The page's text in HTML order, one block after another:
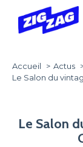
Accueil
Actus
Le Salon du
Le Salon